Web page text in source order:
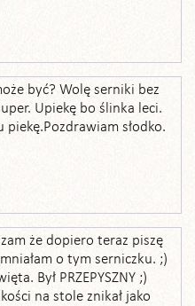
być? Wolę serniki bez
Upiekę bo ślinka leci.
piekę.Pozdrawiam słodko.
że dopiero teraz piszę
o tym serniczku. ;)
Był PRZEPYSZNY ;)
na stole znikał jako